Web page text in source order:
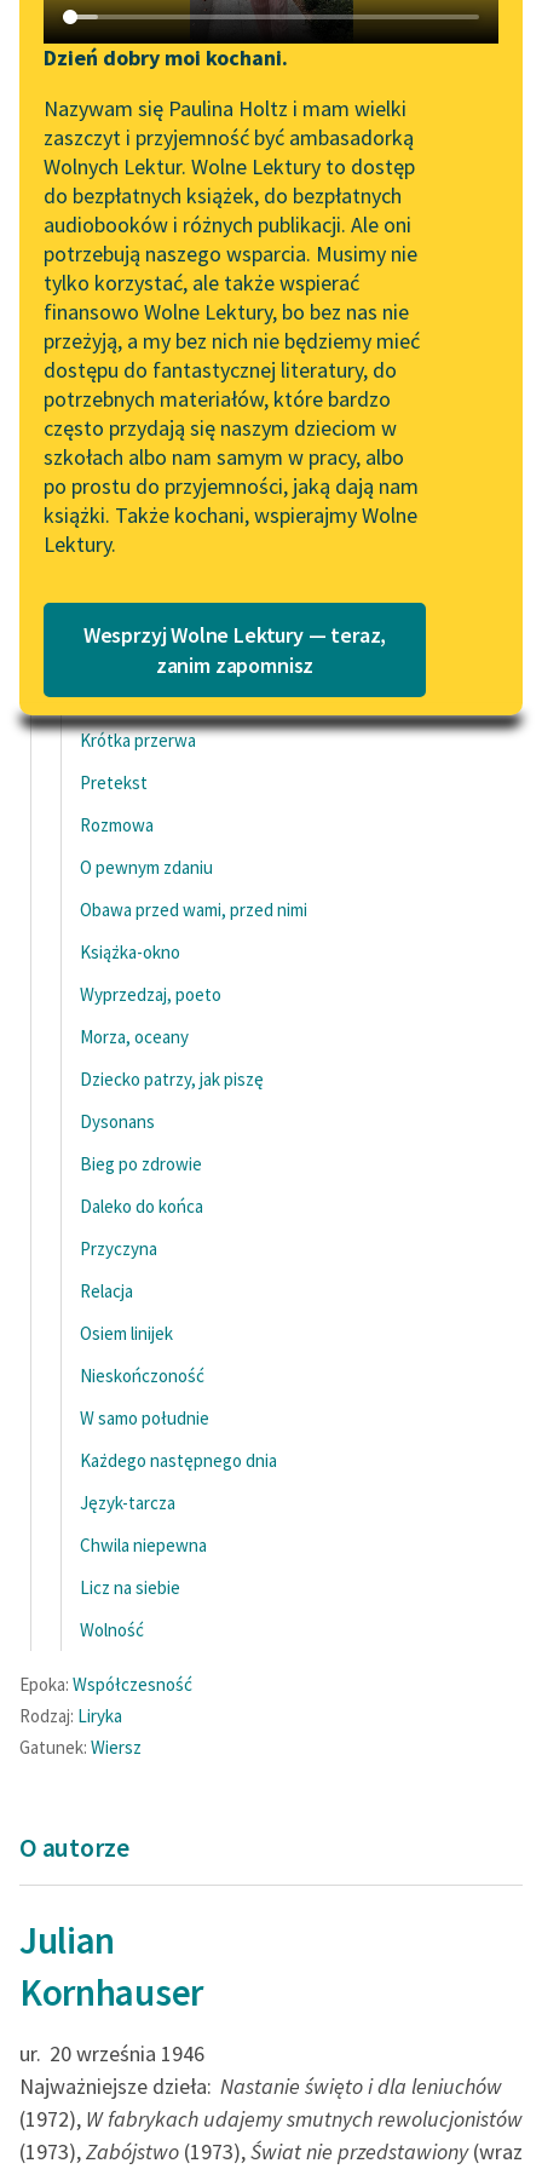
Katalog DAISY
Podkasty o książkach
Zgłoś brak utworu
Aktualności
„Prokurator Alicja Horn”
do słuchania
Byliśmy częścią AI Impact
Lab
Zapraszamy na spotkanie
online z tłumaczkami
literatury skandynawskiej
Spotkanie z Katarzyną
Tunkiel w Oslo
102. lata temu zmarł
Joseph Conrad
Lektury szkolne i klasyka
literatury do słuchania dla
uczennic i uczniów z
niepełnosprawnościami
szkolnych i literatury do
słuchania dla uczennic i
uczniów z
niepełnosprawnościami
Feministyczne inspiracje.
Popularyzacja
feministycznej
twórców przechodzących
do domeny publicznej,
Starego Testamentu
Narzędzia
Mapa Wolnych Lektur
Leśmianator
Przewodnik dla piszących i
czytających
API
OAI-PMH
Widget Wolnych Lektur
Przypisy
Katalog w formacie PDF
Kontakt
O projekcie
Zasady wykorzystania
Wolnych Lektur
Logotypy
Polityka prywatności
Dane fundacji i
sprawozdania finansowe
Informacja o treściach
wrażliwych
Deklaracja dostępności
Dzień dobry moi kochani.
Nazywam się Paulina Holtz i mam wielki
zaszczyt i przyjemność być ambasadorką
Wolnych Lektur. Wolne Lektury to dostęp
do bezpłatnych książek, do bezpłatnych
audiobooków i różnych publikacji. Ale oni
potrzebują naszego wsparcia. Musimy nie
tylko korzystać, ale także wspierać
finansowo Wolne Lektury, bo bez nas nie
przeżyją, a my bez nich nie będziemy mieć
dostępu do fantastycznej literatury, do
potrzebnych materiałów, które bardzo
często przydają się naszym dzieciom w
szkołach albo nam samym w pracy, albo
po prostu do przyjemności, jaką dają nam
książki. Także kochani, wspierajmy Wolne
Lektury.
Wesprzyj Wolne Lektury — teraz,
zanim zapomnisz
Zjadacze kartofli
Osiem linijek
Większa wartość
Gdy ciepło w pokoju
Przyjaźń ochronna
Krótka przerwa
Pretekst
Rozmowa
O pewnym zdaniu
Obawa przed wami, przed nimi
Książka-okno
Wyprzedzaj, poeto
Morza, oceany
Dziecko patrzy, jak piszę
Dysonans
Bieg po zdrowie
Daleko do końca
Przyczyna
Relacja
Osiem linijek
Nieskończoność
W samo południe
Każdego następnego dnia
Język-tarcza
Chwila niepewna
Licz na siebie
Wolność
Epoka: Współczesność
Rodzaj: Liryka
Gatunek: Wiersz
pobierz książkę
czytaj online
O autorze
Julian
Kornhauser
ur. 20 września 1946
Najważniejsze dzieła: Nastanie święto i dla leniuchów
(1972), W fabrykach udajemy smutnych rewolucjonistów
(1973),Zabójstwo (1973),Świat nie przedstawiony(wraz